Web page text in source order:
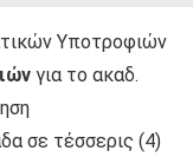
Υποτροφιών
για το ακαδ.
σε τέσσερις (4)